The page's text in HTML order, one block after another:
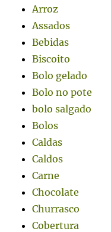
Arroz
Assados
Bebidas
Biscoito
Bolo gelado
Bolo no pote
bolo salgado
Bolos
Caldas
Caldos
Carne
Chocolate
Churrasco
Cobertura